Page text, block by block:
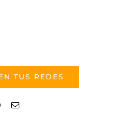
TUS REDES